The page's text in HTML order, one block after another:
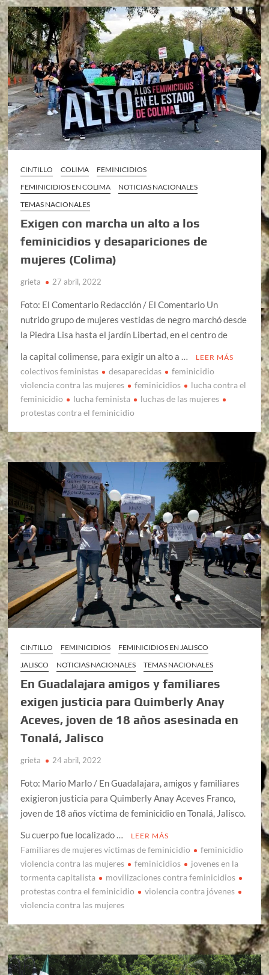
CINTILLO COLIMA
FEMINICIDIOS
FEMINICIDIOS EN COLIMA
NOTICIAS NACIONALES
TEMAS NACIONALES
Exigen con marcha un alto a los
feminicidios y desapariciones de
mujeres (Colima)
grieta 27 abril, 2022
Foto: El Comentario Redacción / El Comentario Un
nutrido grupo de mujeres vestidas de negro marchó desde
la Piedra Lisa hasta el jardín Libertad, en el centro de
la capital colimense, para exigir un alto a …
LEER MÁS
colectivos feministas desaparecidas
feminicidio
violencia contra las mujeres
feminicidios
lucha contra el
feminicidio
lucha feminista
luchas de las mujeres
protestas contra el feminicidio
CINTILLO FEMINICIDIOS
FEMINICIDIOS EN JALISCO
JALISCO
NOTICIAS NACIONALES TEMAS NACIONALES
En Guadalajara amigos y familiares
exigen justicia para Quimberly Anay
Aceves, joven de 18 años asesinada en
Tonalá, Jalisco
grieta 24 abril, 2022
Foto: Mario Marlo / En Guadalajara, amigos y familiares
exigieron justicia para Quimberly Anay Aceves Franco,
joven de 18 años víctima de feminicidio en Tonalá, Jalisco.
Su cuerpo fue localizado …
LEER MÁS
Familiares de mujeres víctimas de feminicidio
feminicidio
violencia contra las mujeres
feminicidios
jovenes en la
tormenta capitalista
movilizaciones contra feminicidios
protestas contra el feminicidio
violencia contra jóvenes
violencia contra las mujeres